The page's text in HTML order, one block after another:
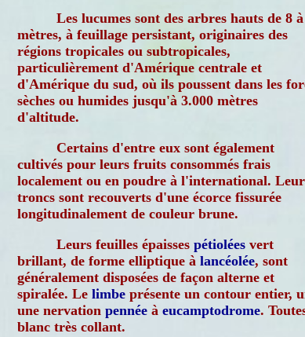
Les lucumes sont des arbres hauts de 8
mètres, à feuillage persistant, originaires des
régions tropicales ou subtropicales,
particulièrement d'Amérique centrale et
d'Amérique du sud, où ils poussent dans les
sèches ou humides jusqu'à 3.000 mètres
d'altitude.
Certains d'entre eux sont également
cultivés pour leurs fruits consommés frais
localement ou en poudre à l'international.
troncs sont recouverts d'une écorce fissurée
longitudinalement de couleur brune.
Leurs feuilles épaisses pétiolées vert
brillant, de forme elliptique à lancéolée, sont
généralement disposées de façon alterne et
spiralée. Le limbe présente un contour entier,
une nervation pennée à eucamptodrome.
blanc très collant.